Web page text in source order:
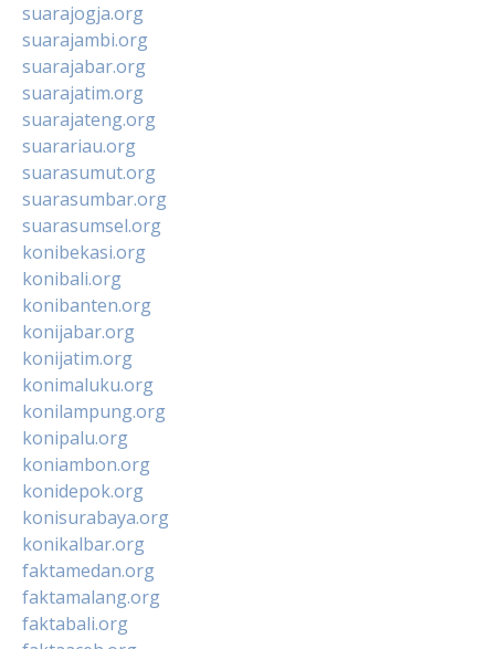
suarajogja.org
suarajambi.org
suarajabar.org
suarajatim.org
suarajateng.org
suarariau.org
suarasumut.org
suarasumbar.org
suarasumsel.org
konibekasi.org
konibali.org
konibanten.org
konijabar.org
konijatim.org
konimaluku.org
konilampung.org
konipalu.org
koniambon.org
konidepok.org
konisurabaya.org
konikalbar.org
faktamedan.org
faktamalang.org
faktabali.org